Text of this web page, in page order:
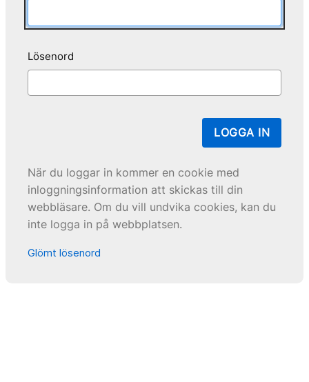
Lösenord
LOGGA IN
När du loggar in kommer en cookie med
inloggningsinformation att skickas till din
webbläsare. Om du vill undvika cookies, kan du
inte logga in på webbplatsen.
Glömt lösenord